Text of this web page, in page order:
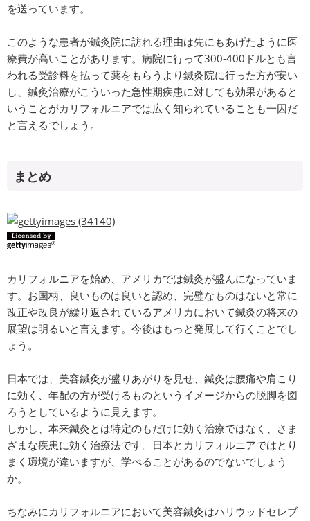
を送っています。
このような患者が鍼灸院に訪れる理由は先にもあげたように医
療費が高いことがあります。病院に行って300-400ドルとも言
われる受診料を払って薬をもらうより鍼灸院に行った方が安い
し、鍼灸治療がこういった急性期疾患に対しても効果があると
いうことがカリフォルニアでは広く知られていることも一因だ
と言えるでしょう。
まとめ
カリフォルニアを始め、アメリカでは鍼灸が盛んになっていま
す。お国柄、良いものは良いと認め、完璧なものはないと常に
改正や改良が繰り返されているアメリカにおいて鍼灸の将来の
展望は明るいと言えます。今後はもっと発展して行くことでし
ょう。
日本では、美容鍼灸が盛りあがりを見せ、鍼灸は腰痛や肩こり
に効く、年配の方が受けるものというイメージからの脱脚を図
ろうとしているように見えます。
しかし、本来鍼灸とは特定のもだけに効く治療ではなく、さま
ざまな疾患に効く治療法です。日本とカリフォルニアではとり
まく環境が違いますが、学べることがあるのでないでしょう
か。
ちなみにカリフォルニアにおいて美容鍼灸はハリウッドセレブ